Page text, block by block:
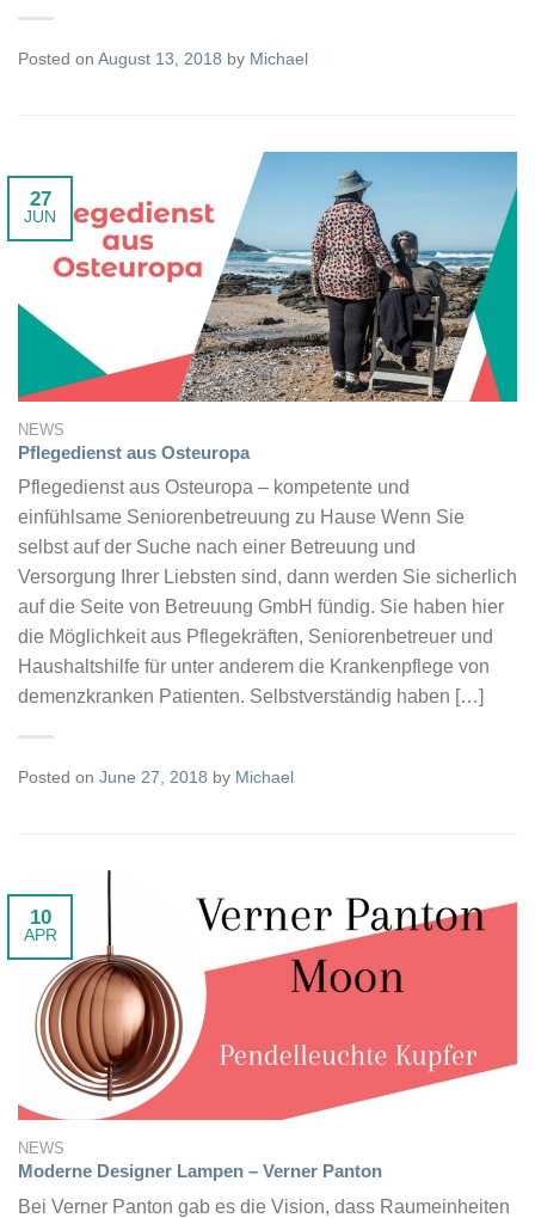
Posted on August 13, 2018 by Michael
27
JUN
NEWS
Pflegedienst aus Osteuropa
Pflegedienst aus Osteuropa – kompetente und
einfühlsame Seniorenbetreuung zu Hause Wenn Sie
selbst auf der Suche nach einer Betreuung und
Versorgung Ihrer Liebsten sind, dann werden Sie sicherlich
auf die Seite von Betreuung GmbH fündig. Sie haben hier
die Möglichkeit aus Pflegekräften, Seniorenbetreuer und
Haushaltshilfe für unter anderem die Krankenpflege von
demenzkranken Patienten. Selbstverständig haben […]
Posted on June 27, 2018 by Michael
10
APR
NEWS
Moderne Designer Lampen – Verner Panton
Bei Verner Panton gab es die Vision, dass Raumeinheiten